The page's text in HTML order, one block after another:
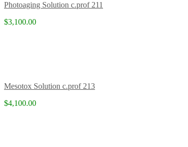
Photoaging Solution c.prof 211
$3,100.00
Mesotox Solution c.prof 213
$4,100.00